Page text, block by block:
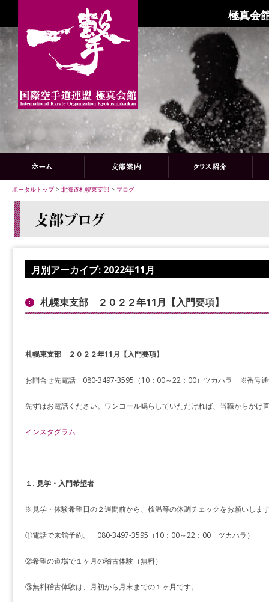
極真会
ポータルトップ> 北海道札幌東支部 > ブログ
月別アーカイブ: 2022年11月
札幌東支部 ２０２２年11月【入門要項】
札幌東支部 ２０２２年11月【入門要項】
お問合せ先電話 080-3497-3595（10：00～22：00）ツカハラ ※番号通
先ずはお電話ください。ワンコール鳴らしていただければ、当職からかけ
インスタグラム
１. 見学・入門希望者
※見学・体験希望日の２週間前から、検温等の体調チェックをお願いしま
①電話で来館予約。 080-3497-3595（10：00～22：00 ツカハラ）
②希望の道場で１ヶ月の稽古体験（無料）
③無料稽古体験は、月初から月末までの１ヶ月です。